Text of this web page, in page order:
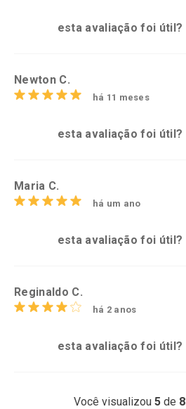
esta avaliação foi útil?
Newton C.
há 11 meses
esta avaliação foi útil?
Maria C.
há um ano
esta avaliação foi útil?
Reginaldo C.
há 2 anos
esta avaliação foi útil?
Você visualizou 5 de 8